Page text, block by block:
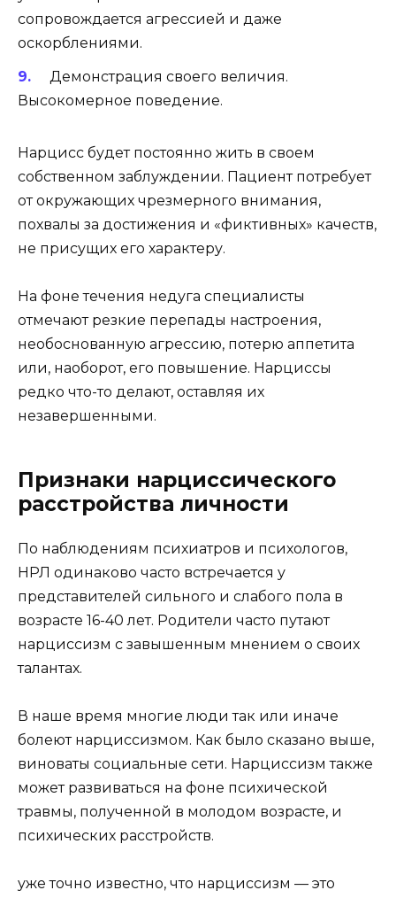
сопровождается агрессией и даже
оскорблениями.
Демонстрация своего величия.
Высокомерное поведение.
Нарцисс будет постоянно жить в своем
собственном заблуждении. Пациент потребует
от окружающих чрезмерного внимания,
похвалы за достижения и «фиктивных» качеств,
не присущих его характеру.
На фоне течения недуга специалисты
отмечают резкие перепады настроения,
необоснованную агрессию, потерю аппетита
или, наоборот, его повышение. Нарциссы
редко что-то делают, оставляя их
незавершенными.
Признаки нарциссического
расстройства личности
По наблюдениям психиатров и психологов,
НРЛ одинаково часто встречается у
представителей сильного и слабого пола в
возрасте 16-40 лет. Родители часто путают
нарциссизм с завышенным мнением о своих
талантах.
В наше время многие люди так или иначе
болеют нарциссизмом. Как было сказано выше,
виноваты социальные сети. Нарциссизм также
может развиваться на фоне психической
травмы, полученной в молодом возрасте, и
психических расстройств.
уже точно известно, что нарциссизм — это